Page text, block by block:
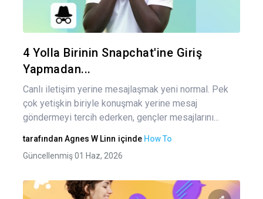
4 Yolla Birinin Snapchat'ine Giriş
Yapmadan...
Canlı iletişim yerine mesajlaşmak yeni normal. Pek
çok yetişkin biriyle konuşmak yerine mesaj
göndermeyi tercih ederken, gençler mesajlarını...
tarafından Agnes W Linn içinde How To
Güncellenmiş 01 Haz, 2026